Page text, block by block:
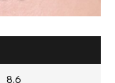
8.6